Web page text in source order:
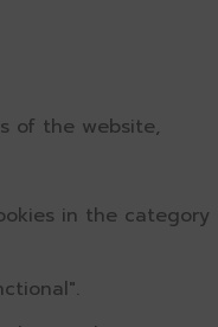
of the website,
in the category